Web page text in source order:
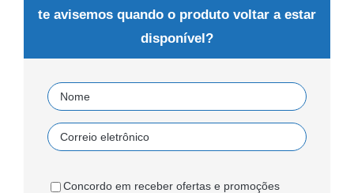
te avisemos quando o produto voltar a estar
disponível?
Concordo em receber ofertas e promoções